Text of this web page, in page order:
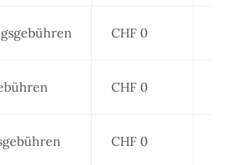
CHF 0
CHF 0
CHF 0